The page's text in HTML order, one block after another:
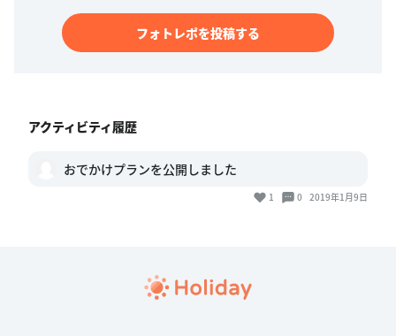
フォトレポを投稿する
アクティビティ履歴
おでかけプランを公開しました
1 0 2019年1月9日